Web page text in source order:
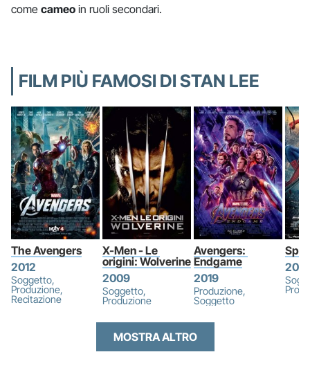
come cameo in ruoli secondari.
FILM PIÙ FAMOSI DI STAN LEE
The Avengers
2012
Soggetto,
Produzione,
Recitazione
X-Men - Le
origini: Wolverine
2009
Soggetto,
Produzione
Avengers:
Endgame
2019
Produzione,
Soggetto
MOSTRA ALTRO